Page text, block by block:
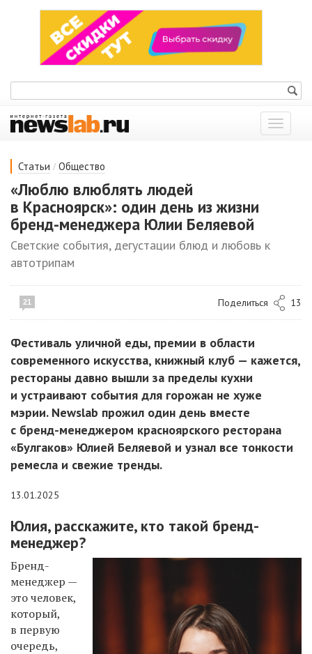
Показать
меню
Статьи / Общество
«Люблю влюблять людей
в Красноярск»: один день из жизни
бренд-менеджера Юлии Беляевой
Светские события, дегустации блюд и любовь к
автотрипам
21 Поделиться 13
Фестиваль уличной еды, премии в области
современного искусства, книжный клуб — кажется,
рестораны давно вышли за пределы кухни
и устраивают события для горожан не хуже
мэрии. Newslab прожил один день вместе
с бренд-менеджером красноярского ресторана
«Булгаков» Юлией Беляевой и узнал все тонкости
ремесла и свежие тренды.
13.01.2025
Юлия, расскажите, кто такой бренд-
менеджер?
Бренд-
менеджер —
это человек,
который,
в первую
очередь,